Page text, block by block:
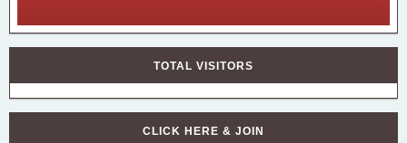
TOTAL VISITORS
CLICK HERE & JOIN